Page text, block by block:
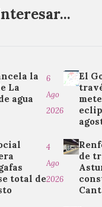
la
La
agua
6
Ago
2026
El
total de
4
Ago
2026
de